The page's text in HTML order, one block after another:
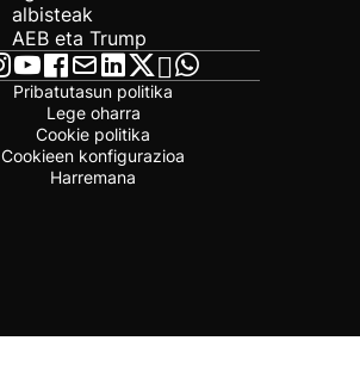
albisteak
AEB eta Trump
Pribatutasun politika
Lege oharra
Cookie politika
Cookieen konfigurazioa
Harremana